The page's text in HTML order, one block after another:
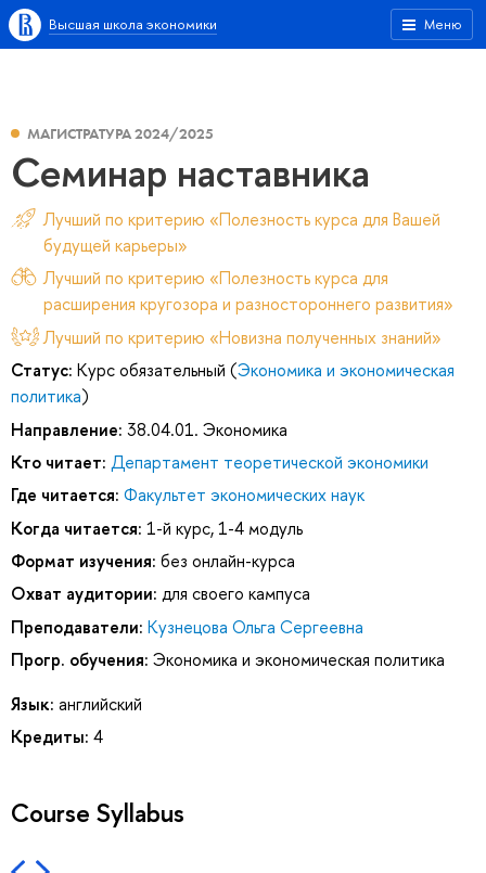
Меню
Высшая школа экономики
МАГИСТРАТУРА 2024/2025
Семинар наставника
Лучший по критерию «Полезность курса для Вашей
будущей карьеры»
Лучший по критерию «Полезность курса для
расширения кругозора и разностороннего развития»
Лучший по критерию «Новизна полученных знаний»
Статус: Курс обязательный (Экономика и экономическая
политика)
Направление: 38.04.01. Экономика
Кто читает: Департамент теоретической экономики
Где читается: Факультет экономических наук
Когда читается: 1-й курс, 1-4 модуль
Формат изучения: без онлайн-курса
Охват аудитории: для своего кампуса
Преподаватели: Кузнецова Ольга Сергеевна
Прогр. обучения: Экономика и экономическая политика
Язык: английский
Кредиты: 4
Course Syllabus